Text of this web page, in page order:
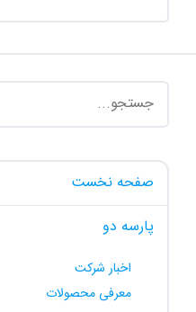
صفحه نخست
پارسه دو
اخبار شرکت
معرفی محصولات